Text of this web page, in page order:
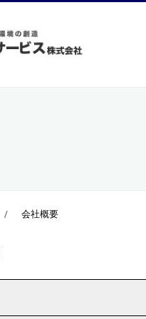
会社概要